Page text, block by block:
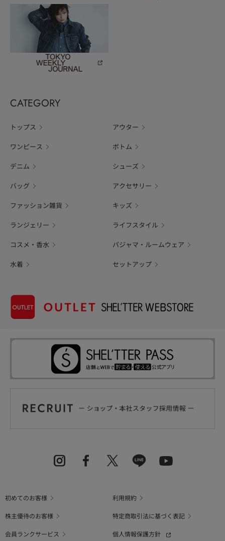
CATEGORY
トップス アウター
ワンピース ボトム
デニム シューズ
バッグ アクセサリー
ファッション雑貨 キッズ
ランジェリー ライフスタイル
コスメ・香水 パジャマ・ルームウェア
水着 セットアップ
初めてのお客様
利用規約
株主優待のお客様
特定商取引法に基づく表記
会員ランクサービス
個人情報保護方針